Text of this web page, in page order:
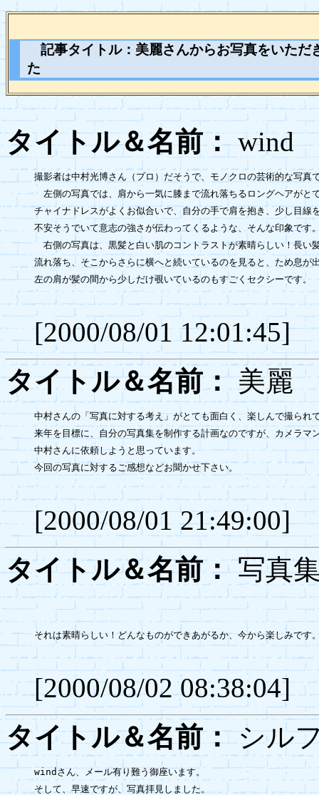
記事タイトル： 美麗さんからお写真をいただ
た
タイトル＆名前：
撮影者は中村光博さん（プロ）だそうで、モノクロの芸術的な写真
左側の写真では、肩から一気に膝まで流れ落ちるロングヘアがと
チャイナドレスがよくお似合いで、自分の手で肩を抱き、少し目線
不安そうでいて意志の強さが伝わってくるような、そんな印象です
右側の写真は、黒髪と白い肌のコントラストが素晴らしい！長い
流れ落ち、そこからさらに横へと続いているのを見ると、ため息が
左の肩が髪の間から少しだけ覗いているのもすごくセクシーです。
[2000/08/01 12:01:45]
タイトル＆名前：美
中村さんの「写真に対する考え」がとても面白く、楽しんで撮られ
来年を目標に、自分の写真集を制作する計画なのですが、カメラマ
中村さんに依頼しようと思っています。
今回の写真に対するご感想などお聞かせ下さい。
[2000/08/01 21:49:00]
タイトル＆名前：写真
それは素晴らしい！どんなものができあがるか、今から楽しみです
[2000/08/02 08:38:04]
タイトル＆名前：シ
windさん、メール有り難う御座います。
そして、早速ですが、写真拝見しました。